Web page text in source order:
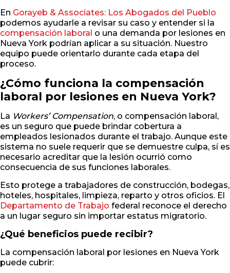
En Gorayeb & Associates: Los Abogados del Pueblo
podemos ayudarle a revisar su caso y entender si la
compensación laboral o una demanda por lesiones en
Nueva York podrían aplicar a su situación. Nuestro
equipo puede orientarlo durante cada etapa del
proceso.
¿Cómo funciona la compensación
laboral por lesiones en Nueva York?
La Workers’ Compensation, o compensación laboral,
es un seguro que puede brindar cobertura a
empleados lesionados durante el trabajo. Aunque este
sistema no suele requerir que se demuestre culpa, sí es
necesario acreditar que la lesión ocurrió como
consecuencia de sus funciones laborales.
Esto protege a trabajadores de construcción, bodegas,
hoteles, hospitales, limpieza, reparto y otros oficios. El
Departamento de Trabajo federal reconoce el derecho
a un lugar seguro sin importar estatus migratorio.
¿Qué beneficios puede recibir?
La compensación laboral por lesiones en Nueva York
puede cubrir: